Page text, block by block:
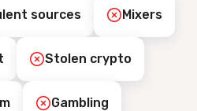
sources Mixers
Stolen crypto
Gambling